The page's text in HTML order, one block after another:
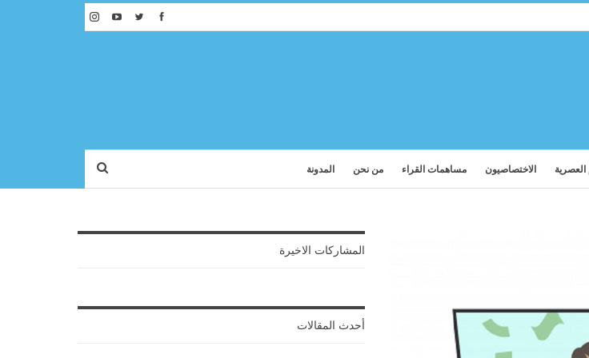
العصرية الاختصاصيون مساهمات القراء من نحن المدونة
المشاركات الاخيرة
أحدث المقالات